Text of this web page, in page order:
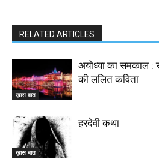
RELATED ARTICLES
ख़ास बात
अयोध्या का समकाल :
की ललित कविता
ख़ास बात
हरदेवी कथा